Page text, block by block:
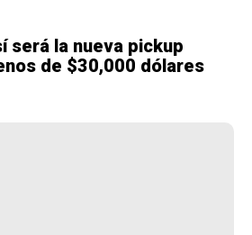
será la nueva pickup
de $30,000 dólares